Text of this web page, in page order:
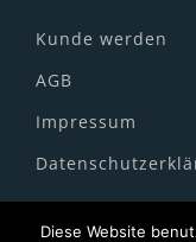
Kunde werden
AGB
Impressum
Diese Website